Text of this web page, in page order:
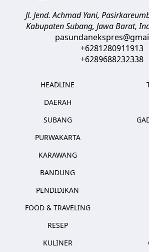
Jl. Jend. Achmad Yani,
Kabupaten Subang, Jawa Barat,
+6281280911913
+6289688232338
HEADLINE
DAERAH
SUBANG
PURWAKARTA
KARAWANG
BANDUNG
PENDIDIKAN
FOOD & TRAVELING
RESEP
KULINER